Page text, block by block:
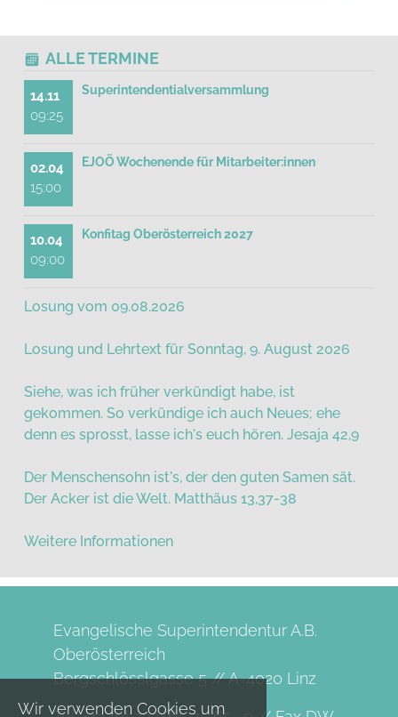
Wir verwenden Cookies um
ALLE TERMINE
14.11
09:25
Superintendentialversammlung
02.04
15:00
EJOÖ Wochenende für Mitarbeiter:innen
10.04
09:00
Konfitag Oberösterreich 2027
Losung vom 09.08.2026
Losung und Lehrtext für Sonntag, 9. August 2026
Siehe, was ich früher verkündigt habe, ist
gekommen. So verkündige ich auch Neues; ehe
denn es sprosst, lasse ich's euch hören. Jesaja 42,9
Der Menschensohn ist's, der den guten Samen sät.
Der Acker ist die Welt. Matthäus 13,37-38
Weitere Informationen
Evangelische Superintendentur A.B.
Oberösterreich
Bergschlösslgasse 5 // A-4020 Linz